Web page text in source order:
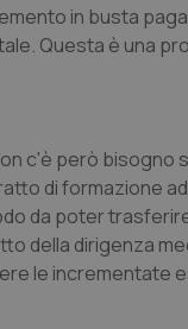
in busta
Questa è una
c'è però bisogno
di formazione
da poter
della dirigenza
le incrementate
di base quali la
senza questi
cookie viene utilizzato
di consenso e privacy